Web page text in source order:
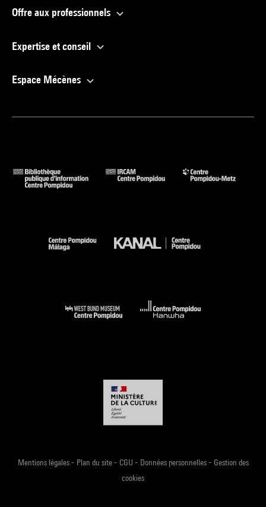
Offre aux professionnels
Expertise et conseil
Espace Mécènes
Mentions légales- Plan du site- CGU - Données personnelles- Gestion des
cookies